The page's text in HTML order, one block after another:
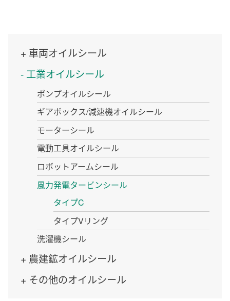
車両オイルシール
工業オイルシール
ポンプオイルシール
ギアボックス/減速機オイルシール
モーターシール
電動工具オイルシール
ロボットアームシール
風力発電タービンシール
タイプC
タイプVリング
洗濯機シール
農建鉱オイルシール
その他のオイルシール